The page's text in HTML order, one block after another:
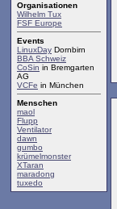
Organisationen
Wilhelm Tux
FSF Europe
Events
LinuxDay Dornbirn
BBA Schweiz
CoSin in Bremgarten
AG
VCFe in München
Menschen
maol
Flupp
Ventilator
dawn
gumbo
krümelmonster
XTaran
maradong
tuxedo